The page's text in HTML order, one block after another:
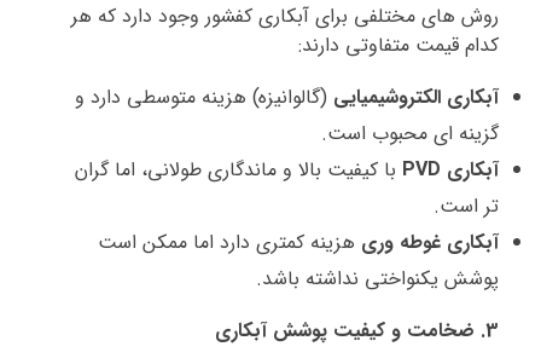
روش‌ های مختلفی برای آبکاری کفشور وجود دارد که هر
کدام قیمت متفاوتی دارند:
آبکاری الکتروشیمیایی (گالوانیزه) هزینه متوسطی دارد و
گزینه‌ ای محبوب است.
آبکاری PVD
با کیفیت بالا و ماندگاری طولانی، اما گران‌
تر است.
آبکاری غوطه‌ وری هزینه کمتری دارد اما ممکن است
پوشش یکنواختی نداشته باشد.
3. ضخامت و کیفیت پوشش آبکاری